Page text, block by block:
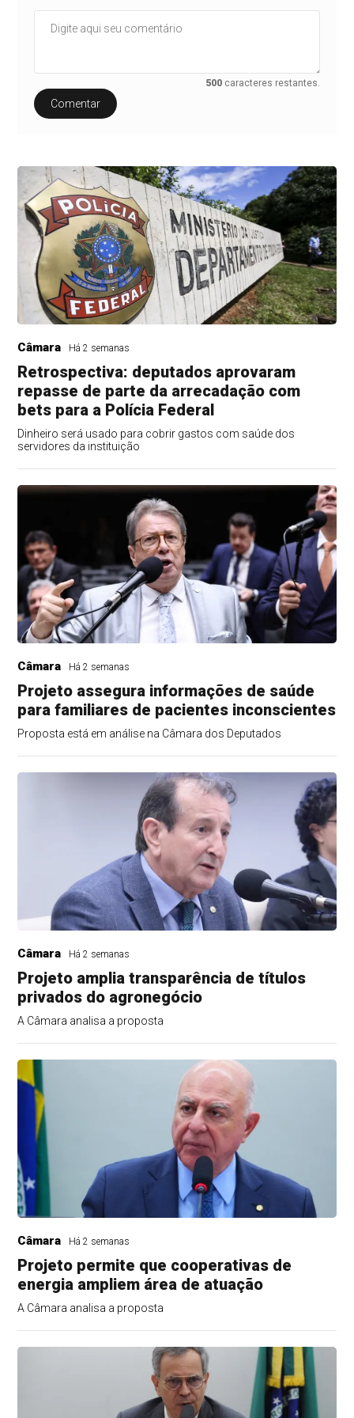
500 caracteres restantes.
Comentar
Câmara Há 2 semanas
Retrospectiva: deputados aprovaram
repasse de parte da arrecadação com
bets para a Polícia Federal
Dinheiro será usado para cobrir gastos com saúde dos
servidores da instituição
Câmara Há 2 semanas
Projeto assegura informações de saúde
para familiares de pacientes inconscientes
Proposta está em análise na Câmara dos Deputados
Câmara Há 2 semanas
Projeto amplia transparência de títulos
privados do agronegócio
A Câmara analisa a proposta
Câmara Há 2 semanas
Projeto permite que cooperativas de
energia ampliem área de atuação
A Câmara analisa a proposta